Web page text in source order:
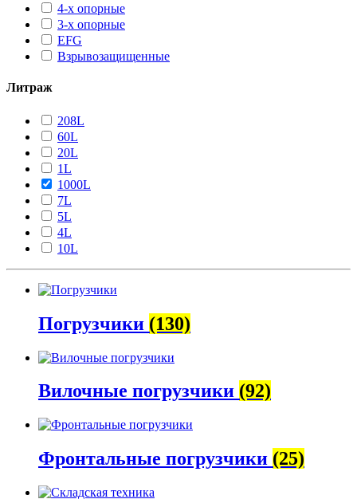
4-х опорные
3-х опорные
EFG
Взрывозащищенные
Литраж
208L
60L
20L
1L
1000L
7L
5L
4L
10L
Погрузчики (130)
Вилочные погрузчики (92)
Фронтальные погрузчики (25)